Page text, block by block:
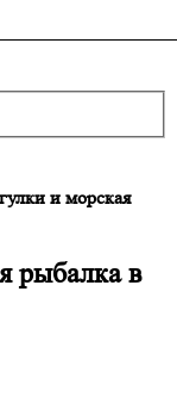
и морская
рыбалка в